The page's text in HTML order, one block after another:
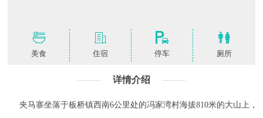
美食 住宿 停车 厕所
详情介绍
夹马寨坐落于板桥镇西南6公里处的冯家湾村海拔810米的大山上，